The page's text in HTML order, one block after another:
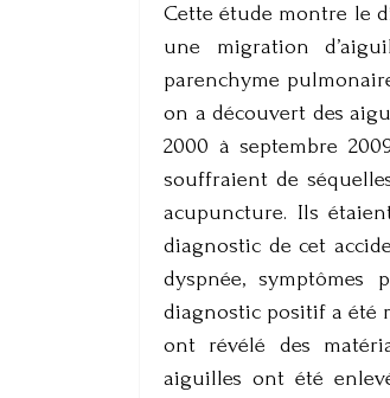
Cette étude montre le
une migration
parenchyme
on a découvert des
2000 à septembre
souffraient de
acupuncture. Ils
diagnostic de cet
dyspnée,
diagnostic positif a été
ont révélé des
aiguilles ont été